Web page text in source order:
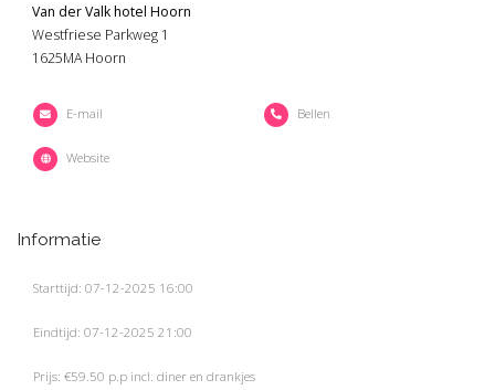
Van der Valk hotel Hoorn
Westfriese Parkweg 1
1625MA Hoorn
E-mail Bellen
Website
Informatie
Starttijd: 07-12-2025 16:00
Eindtijd: 07-12-2025 21:00
Prijs: €59.50 p.p incl. diner en drankjes